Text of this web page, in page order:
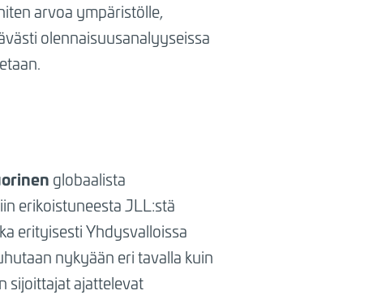
arvoa ympäristölle,
olennaisuusanalyyseissa
globaalista
erikoistuneesta JLL:stä
erityisesti Yhdysvalloissa
nykyään eri tavalla kuin
sijoittajat ajattelevat